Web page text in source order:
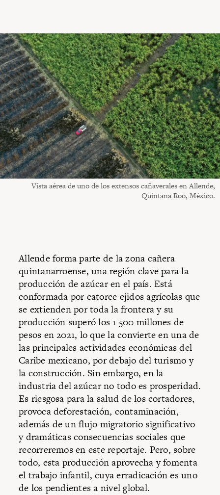
Vista aérea de uno de los extensos cañaverales en Allende,
Quintana Roo, México.
Allende forma parte de la zona cañera
quintanarroense, una región clave para la
producción de azúcar en el país. Está
conformada por catorce ejidos agrícolas que
se extienden por toda la frontera y su
producción superó los 1 500 millones de
pesos en 2021, lo que la convierte en una de
las principales actividades económicas del
Caribe mexicano, por debajo del turismo y
la construcción. Sin embargo, en la
industria del azúcar no todo es prosperidad.
Es riesgosa para la salud de los cortadores,
provoca deforestación, contaminación,
además de un flujo migratorio significativo
y dramáticas consecuencias sociales que
recorreremos en este reportaje. Pero, sobre
todo, esta producción aprovecha y fomenta
el trabajo infantil, cuya erradicación es uno
de los pendientes a nivel global.